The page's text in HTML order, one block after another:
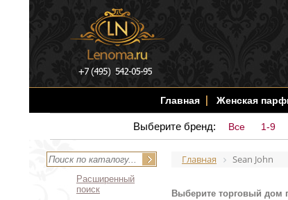
Главная Женская
Выберите бренд: Все 1-9
Расширенный
поиск
Главная Sean John
Выберите торговый